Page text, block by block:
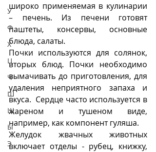
У
Ф
Х
Ц
Ч
Ш
Щ
Ы
Э
широко применяемая в кулинарии
– печень. Из печени готовят
паштеты, консервы, основные
блюда, салаты.
Почки используются для солянок,
вторых блюд. Почки необходимо
вымачивать до приготовления, для
удаления неприятного запаха и
вкуса.  Сердце часто используется в
жареном и тушеном виде,
например, как компонент гуляша.
Желудок жвачных животных
включает отделы - рубец, книжку,